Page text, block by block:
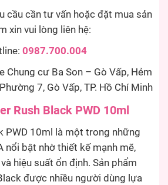
cầu cần tư vấn hoặc đặt mua sản
xin vui lòng liên hệ:
0987.700.004
Chung cư Ba Son – Gò Vấp, Hẻm
7, Gò Vấp, TP. Hồ Chí Minh
Rush Black PWD 10ml
PWD 10ml là một trong những
nổi bật nhờ thiết kế mạnh mẽ,
hiệu suất ổn định. Sản phẩm
được nhiều người dùng lựa